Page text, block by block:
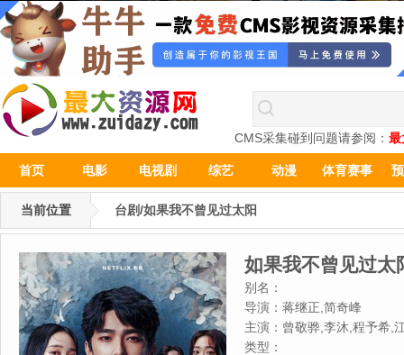
CMS采集碰到问题请参阅： 最
首页 电影 电视剧 综艺 动漫 体育赛事
当前位置 台剧/如果我不曾见过太阳
如果我不曾见过太
别名：
导演： 蒋继正,简奇峰
主演： 曾敬骅,李沐,程予希,
石知田,徐钧浩,张洛偍,黄礼
类型：